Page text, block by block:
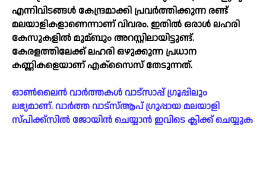
എന്നിവിടങ്ങള്‍ കേന്ദ്രമാക്കി പ്രവർത്തിക്കുന്ന രണ്ട്
മലയാളികളാണെന്നാണ് വിവരം. ഇതില്‍ ഒരാള്‍ ലഹരി
കേസുകളില്‍ മുമ്ബും അറസ്റ്റിലായിട്ടുണ്ട്.
കേരളത്തിലേക്ക് ലഹരി ഒഴുക്കുന്ന പ്രധാന
കണ്ണികളെയാണ് എക്സൈസ് തേടുന്നത്.
ഓൺലൈൻ വാർത്തകൾ വാട്സാപ്പ് ഗ്രൂപ്പിലും
ലഭ്യമാണ്. വാർത്ത വാട്സ്ആപ് ഗ്രുപ്പായ മലയാളി
സ്പിക്ക്സിൽ ജോയിൻ ചെയ്യാൻ ഇവിടെ ക്ലിക്ക് ചെയ്യുക